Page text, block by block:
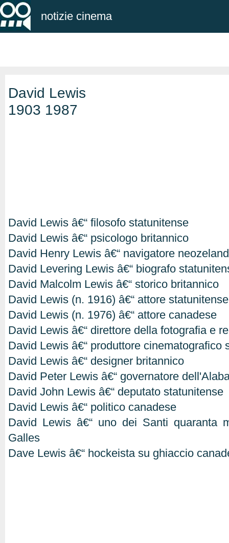
notizie cinema
David Lewis
1903 1987
David Lewis â€“ filosofo statunitense
David Lewis â€“ psicologo britannico
David Henry Lewis â€“ navigatore
David Levering Lewis â€“ biografo
David Malcolm Lewis â€“ storico britannico
David Lewis (n. 1916) â€“ attore statunitense
David Lewis (n. 1976) â€“ attore canadese
David Lewis â€“ direttore della fotografia e
David Lewis â€“ produttore cinematografico
David Lewis â€“ designer britannico
David Peter Lewis â€“ governatore
David John Lewis â€“ deputato statunitense
David Lewis â€“ politico canadese
David Lewis â€“ uno dei Santi quaranta
Galles
Dave Lewis â€“ hockeista su ghiaccio